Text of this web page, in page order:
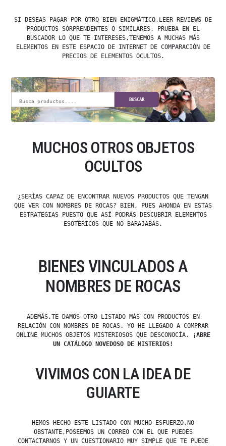
SI DESEAS PAGAR POR OTRO BIEN ENIGMÁTICO,LEER REVIEWS DE
PRODUCTOS SORPRENDENTES O SIMILARES, PRUEBA EN EL
BUSCADOR LO QUE TE INTERESES,TENEMOS A MUCHAS MÁS
ELEMENTOS EN ESTE ESPACIO DE INTERNET DE COMPARACIÓN DE
PRECIOS DE ELEMENTOS OCULTOS.
BUSCAR
MUCHOS OTROS OBJETOS
OCULTOS
¿SERÍAS CAPAZ DE ENCONTRAR NUEVOS PRODUCTOS QUE TENGAN
QUE VER CON NOMBRES DE ROCAS? BIEN, PUES AHONDA EN ESTAS
ESTRATEGIAS PUESTO QUE ASÍ PODRÁS DESCUBRIR ELEMENTOS
ESOTÉRICOS QUE NO BARAJABAS.
BIENES VINCULADOS A
NOMBRES DE ROCAS
ADEMÁS,TE DAMOS OTRO LISTADO MÁS CON PRODUCTOS EN
RELACIÓN CON NOMBRES DE ROCAS. YO HE LLEGADO A COMPRAR
ONLINE MUCHOS OBJETOS MISTERIOSOS QUE DESCONOCÍA.
¡ABRE
UN CATÁLOGO NOVEDOSO DE MISTERIOS!
VIVIMOS CON LA IDEA DE
GUIARTE
HEMOS HECHO ESTE LISTADO CON MUCHO ESFUERZO,NO
OBSTANTE,POSEEMOS UN CORREO CON EL QUE PUEDES
CONTACTARNOS Y UN CUESTIONARIO MUY SIMPLE QUE TE PUEDE